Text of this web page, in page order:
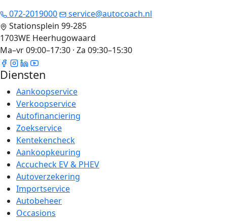
072-2019000
service@autocoach.nl
Stationsplein 99-285
1703WE Heerhugowaard
Ma–vr 09:00–17:30 · Za 09:30–15:30
Diensten
Aankoopservice
Verkoopservice
Autofinanciering
Zoekservice
Kentekencheck
Aankoopkeuring
Accucheck EV & PHEV
Autoverzekering
Importservice
Autobeheer
Occasions